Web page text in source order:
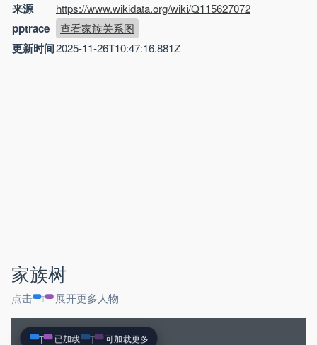
来源 https://www.wikidata.org/wiki/Q115627072
pptrace 查看家族关系图
更新时间2025-11-26T10:47:16.881Z
家族树
点击 展开更多人物
已加载 可加载更多